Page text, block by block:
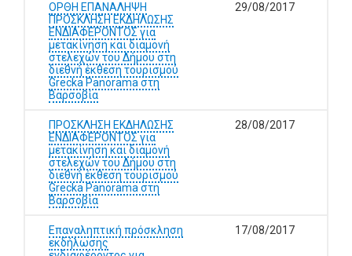
ΟΡΘΗ ΕΠΑΝΑΛΗΨΗ
ΠΡΟΣΚΛΗΣΗ ΕΚΔΗΛΩΣΗΣ
ΕΝΔΙΑΦΕΡΟΝΤΟΣ για
μετακίνηση και διαμονή
στελεχών του Δήμου στη
διεθνή έκθεση τουρισμού
Grecka Panorama στη
Βαρσοβία
29/08/2017
ΠΡΟΣΚΛΗΣΗ ΕΚΔΗΛΩΣΗΣ
ΕΝΔΙΑΦΕΡΟΝΤΟΣ για
μετακίνηση και διαμονή
στελεχών του Δήμου στη
διεθνή έκθεση τουρισμού
Grecka Panorama στη
Βαρσοβία
28/08/2017
Επαναληπτική πρόσκληση
εκδήλωσης
17/08/2017